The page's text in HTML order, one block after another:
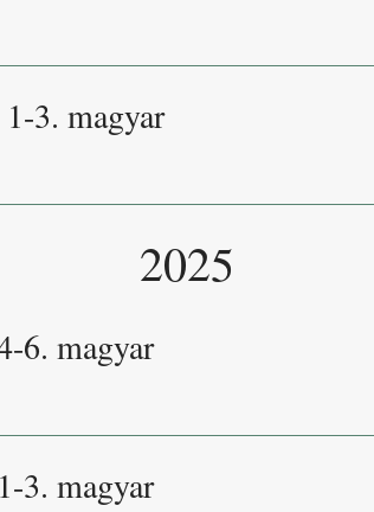
3. magyar
2025
6. magyar
3. magyar